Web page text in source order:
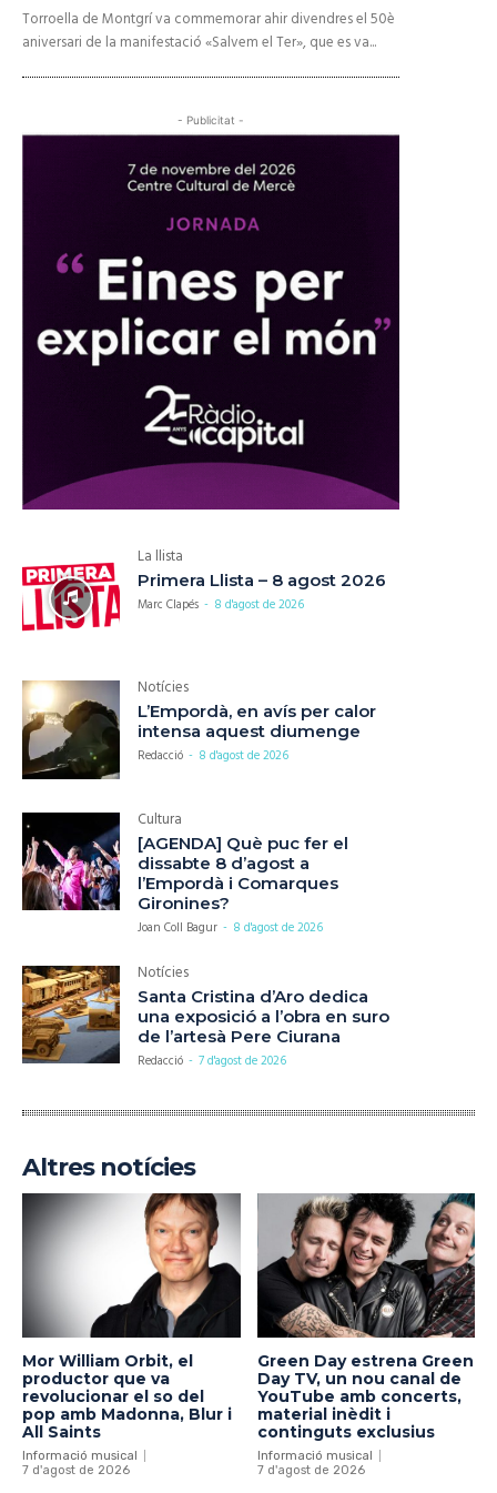
Torroella de Montgrí va commemorar ahir divendres el 50è
aniversari de la manifestació «Salvem el Ter», que es va...
- Publicitat -
La llista
Primera Llista – 8 agost 2026
Marc Clapés - 8 d'agost de 2026
Notícies
L’Empordà, en avís per calor
intensa aquest diumenge
Redacció - 8 d'agost de 2026
Cultura
[AGENDA] Què puc fer el
dissabte 8 d’agost a
l’Empordà i Comarques
Gironines?
Joan Coll Bagur - 8 d'agost de 2026
Notícies
Santa Cristina d’Aro dedica
una exposició a l’obra en suro
de l’artesà Pere Ciurana
Redacció - 7 d'agost de 2026
Altres notícies
Mor William Orbit, el
productor que va
revolucionar el so del
pop amb Madonna, Blur i
All Saints
Informació musical
7 d'agost de 2026
Green Day estrena Green
Day TV, un nou canal de
YouTube amb concerts,
material inèdit i
continguts exclusius
Informació musical
7 d'agost de 2026